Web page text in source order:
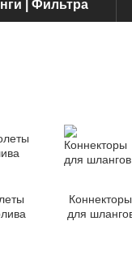
| Фильтра
Коннекторы
для